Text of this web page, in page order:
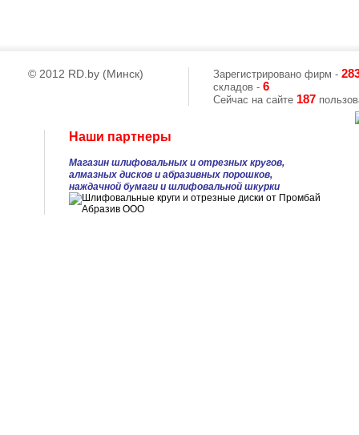
© 2012 RD.by (Минск) Зарегистрировано фирм -
складов - 6
Сейчас на сайте 187
Наши партнеры
Магазин шлифовальных и отрезных кругов,
алмазных дисков и абразивных порошков,
наждачной бумаги и шлифовальной шкурки